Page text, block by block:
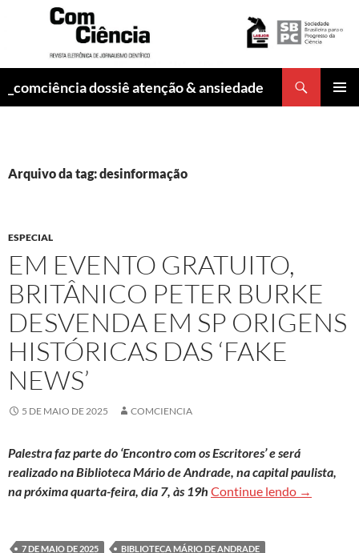
_comciência dossiê atenção & ansiedade
Arquivo da tag: desinformação
ESPECIAL
EM EVENTO GRATUITO,
BRITÂNICO PETER BURKE
DESVENDA EM SP ORIGENS
HISTÓRICAS DAS ‘FAKE
NEWS’
5 DE MAIO DE 2025 COMCIENCIA
Palestra faz parte do ‘Encontro com os Escritores’ e será
realizado na Biblioteca Mário de Andrade, na capital paulista,
na próxima quarta-feira, dia 7, às 19h Continue lendo Em
→
7 DE MAIO DE 2025
BIBLIOTECA MÁRIO DE ANDRADE